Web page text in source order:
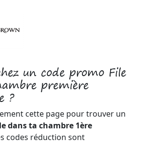
un code promo File
première
?
cette page pour trouver un
dans ta chambre 1ère
codes réduction sont